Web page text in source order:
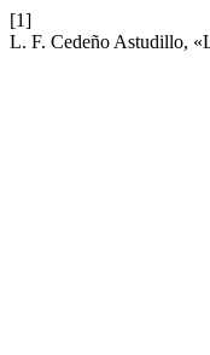
[1]
L. F. Cedeño Astudillo,